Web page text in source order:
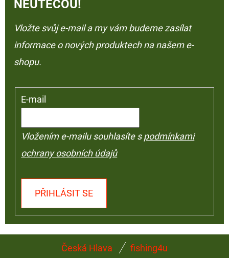
NEUTEČOU!
Vložte svůj e-mail a my vám budeme zasílat
informace o nových produktech na našem e-
shopu.
E-mail
Vložením e-mailu souhlasíte spodmínkami
ochrany osobních údajů
PŘIHLÁSIT SE
Česká Hlava fishing4u